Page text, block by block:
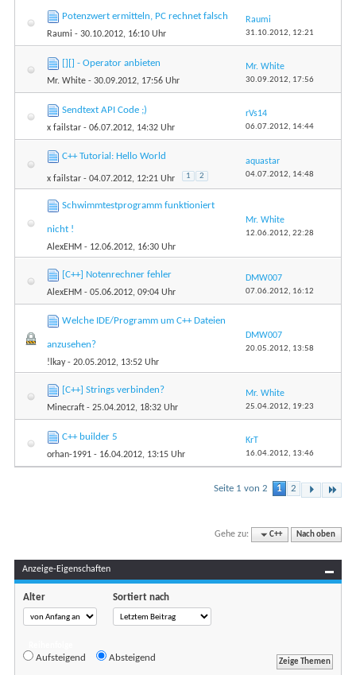
Potenzwert ermitteln, PC rechnet falsch
Raumi - 30.10.2012, 16:10 Uhr
Raumi
31.10.2012, 12:21
[][] - Operator anbieten
Mr. White - 30.09.2012, 17:56 Uhr
Mr. White
30.09.2012, 17:56
Sendtext API Code ;)
x failstar - 06.07.2012, 14:32 Uhr
rVs14
06.07.2012, 14:44
C++ Tutorial: Hello World
x failstar - 04.07.2012, 12:21 Uhr 1 2
aquastar
04.07.2012, 14:48
Schwimmtestprogramm funktioniert
nicht !
AlexEHM - 12.06.2012, 16:30 Uhr
Mr. White
12.06.2012, 22:28
[C++] Notenrechner fehler
AlexEHM - 05.06.2012, 09:04 Uhr
DMW007
07.06.2012, 16:12
Welche IDE/Programm um C++ Dateien
anzusehen?
!lkay- 20.05.2012, 13:52 Uhr
DMW007
20.05.2012, 13:58
[C++] Strings verbinden?
Minecraft - 25.04.2012, 18:32 Uhr
Mr. White
25.04.2012, 19:23
C++ builder 5
orhan-1991 - 16.04.2012, 13:15 Uhr
KrT
16.04.2012, 13:46
Seite 1 von 2 1 2
Gehe zu: C++ Nach oben
Anzeige-Eigenschaften
Alter Sortiert nach
Aufsteigend Absteigend